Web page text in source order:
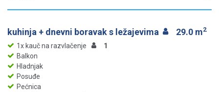
kuhinja + dnevni boravak s ležajevima 29.0 m2
1x kauč na razvlačenje
1
Balkon
Hladnjak
Posuđe
Pećnica